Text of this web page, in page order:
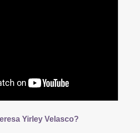
Yirley Velasco?